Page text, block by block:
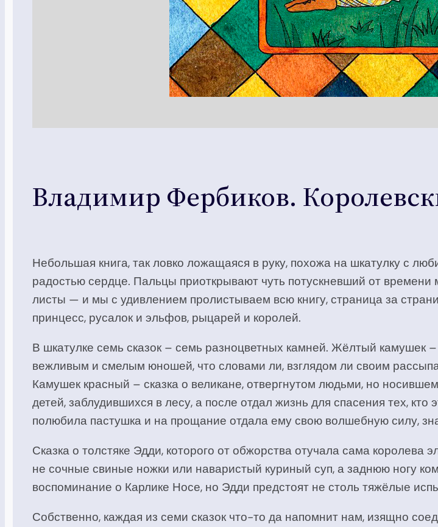
Владимир Фербиков.
Небольшая книга, так ловко ложащаяся в руку, похожа на шкатулку с
радостью сердце. Пальцы приоткрывают чуть потускневший от
листы — и мы с удивлением пролистываем всю книгу, страница за
принцесс, русалок и эльфов, рыцарей и королей.
В шкатулке семь сказок – семь разноцветных камней. Жёлтый камушек
вежливым и смелым юношей, что словами ли, взглядом ли своим
Камушек красный – сказка о великане, отвергнутом людьми, но
детей, заблудившихся в лесу, а после отдал жизнь для спасения тех,
полюбила пастушка и на прощание отдала ему свою волшебную силу,
Сказка о толстяке Эдди, которого от обжорства отучала сама королева
не сочные свиные ножки или наваристый куриный суп, а заднюю ногу
воспоминание о Карлике Носе, но Эдди предстоят не столь тяжёлые
Собственно, каждая из семи сказок что-то да напомнит нам, изящно